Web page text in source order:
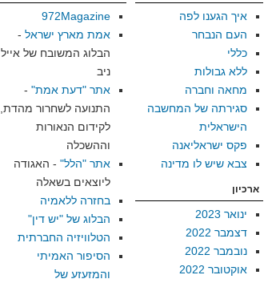
איך הגענו לפה
העם הנבחר
כללי
ללא גבולות
מחאה וחברה
סגירתה של המחשבה
הישראלית
פקס ישראליאנה
צבא שיש לו מדינה
ארכיון
ינואר 2023
דצמבר 2022
נובמבר 2022
אוקטובר 2022
972Magazine
אמת מארץ ישראל -
הבלוג המשובח של אייל
ניב
אתר "דעת אמת" -
התנועה לשחרור מהדת,
לקידום הנאורות
וההשכלה
אתר "הלל" - האגודה
ליוצאים בשאלה
בחזרה ללאמיה
הבלוג של "יש דין"
הטלוויזיה החברתית
הסיפור האמיתי
והמזעזע של